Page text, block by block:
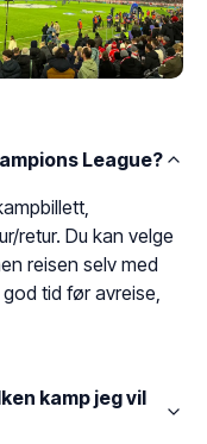
League?
retur. Du kan velge
reisen selv med
tid før avreise,
kamp jeg vil